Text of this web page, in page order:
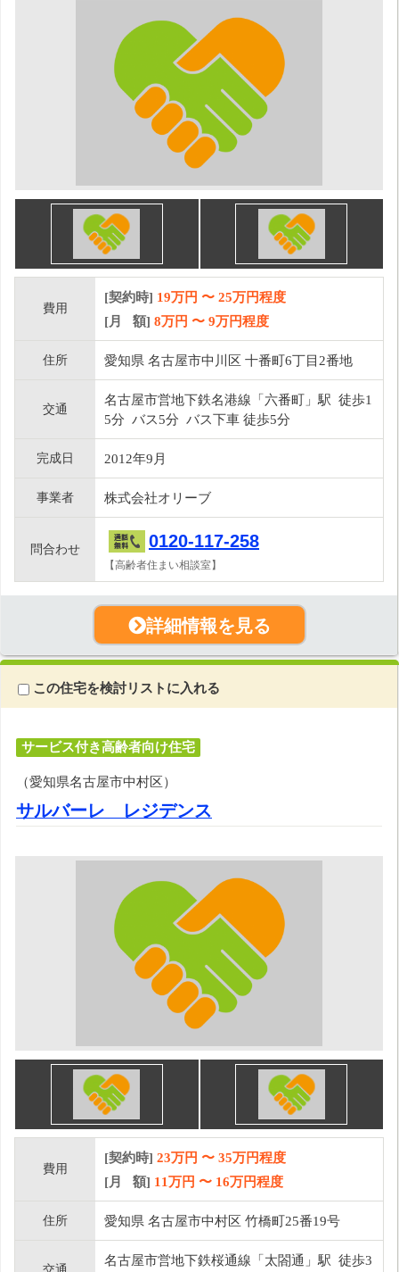
費用
[契約時] 19万円 〜 25万円程度
[月 額] 8万円 〜 9万円程度
住所 愛知県 名古屋市中川区 十番町6丁目2番地
交通
名古屋市営地下鉄名港線「六番町」駅 徒歩1
5分 バス5分 バス下車 徒歩5分
完成日 2012年9月
事業者 株式会社オリーブ
問合わせ 0120-117-258
【高齢者住まい相談室】
詳細情報を見る
この住宅を検討リストに入れる
サービス付き高齢者向け住宅
（愛知県名古屋市中村区）
サルバーレ レジデンス
費用
[契約時] 23万円 〜 35万円程度
[月 額] 11万円 〜 16万円程度
住所 愛知県 名古屋市中村区 竹橋町25番19号
名古屋市営地下鉄桜通線「太閤通」駅 徒歩3